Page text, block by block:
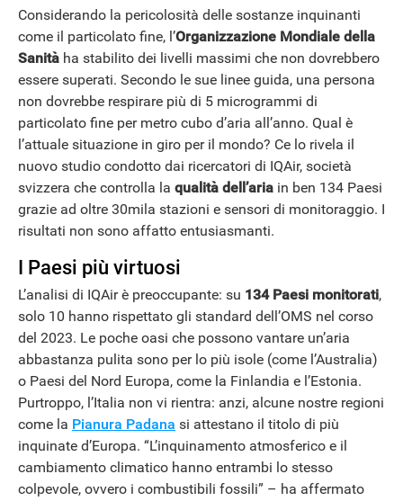
Considerando la pericolosità delle sostanze inquinanti
come il particolato fine, l’Organizzazione Mondiale della
Sanità ha stabilito dei livelli massimi che non dovrebbero
essere superati. Secondo le sue linee guida, una persona
non dovrebbe respirare più di 5 microgrammi di
particolato fine per metro cubo d’aria all’anno. Qual è
l’attuale situazione in giro per il mondo? Ce lo rivela il
nuovo studio condotto dai ricercatori di IQAir, società
svizzera che controlla la qualità dell’aria in ben 134 Paesi
grazie ad oltre 30mila stazioni e sensori di monitoraggio. I
risultati non sono affatto entusiasmanti.
I Paesi più virtuosi
L’analisi di IQAir è preoccupante: su 134 Paesi monitorati,
solo 10 hanno rispettato gli standard dell’OMS nel corso
del 2023. Le poche oasi che possono vantare un’aria
abbastanza pulita sono per lo più isole (come l’Australia)
o Paesi del Nord Europa, come la Finlandia e l’Estonia.
Purtroppo, l’Italia non vi rientra: anzi, alcune nostre regioni
come la Pianura Padana si attestano il titolo di più
inquinate d’Europa. “L’inquinamento atmosferico e il
cambiamento climatico hanno entrambi lo stesso
colpevole, ovvero i combustibili fossili” – ha affermato